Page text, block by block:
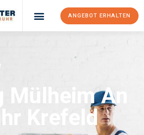
ANGEBOT ERHALTEN
Mülheim An
Krefeld